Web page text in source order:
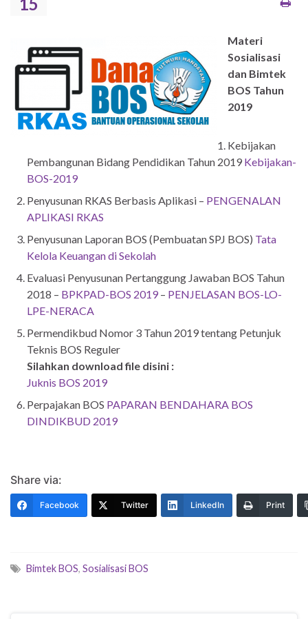
Materi
Sosialisasi
dan Bimtek
BOS Tahun
2019
Kebijakan
Pembangunan Bidang Pendidikan Tahun 2019 Kebijakan-
BOS-2019
Penyusunan RKAS Berbasis Aplikasi – PENGENALAN
APLIKASI RKAS
Penyusunan Laporan BOS (Pembuatan SPJ BOS) Tata
Kelola Keuangan di Sekolah
Evaluasi Penyusunan Pertanggung Jawaban BOS Tahun
2018 – BPKPAD-BOS 2019 – PENJELASAN BOS-LO-
LPE-NERACA
Permendikbud Nomor 3 Tahun 2019 tentang Petunjuk
Teknis BOS Reguler
Silahkan download file disini :
Juknis BOS 2019
Perpajakan BOS PAPARAN BENDAHARA BOS
DINDIKBUD 2019
Share via:
Facebook Twitter LinkedIn Print
Bimtek BOS, Sosialisasi BOS